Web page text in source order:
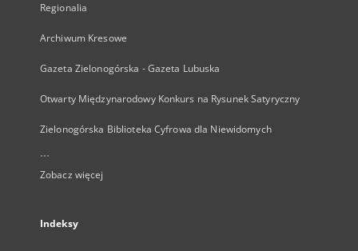
Regionalia
Archiwum Kresowe
Gazeta Zielonogórska - Gazeta Lubuska
Otwarty Międzynarodowy Konkurs na Rysunek Satyryczny
Zielonogórska Biblioteka Cyfrowa dla Niewidomych
...
Zobacz więcej
Indeksy